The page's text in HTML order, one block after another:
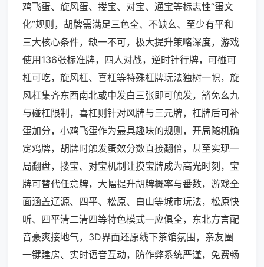
鸡飞蛋、旋风蛋、搂宝、对宝、通宝等标志性“蛋文
化”规则，胡牌需满足三色全、不缺幺、至少有平和
三大核心条件，缺一不可，极大提升策略深度，游戏
使用136张标准牌，四人对战，逆时针行牌，可碰可
杠可吃，旋风杠、喜杠等特殊杠牌玩法独树一帜，旋
风杠集齐东西南北或中发白三张即可触发，豁免幺九
与碰杠限制，喜杠则针对风牌与三元牌，杠牌后可补
蛋加分，小鸡飞蛋作为最具趣味的规则，开局随机确
定鸡牌，胡牌时触发蛋效分数直接翻倍，甚至实现一
局翻盘，搂宝、对宝机制让摸宝牌成为高光时刻，宝
牌可替代任意牌，大幅提升胡牌概率与番数，游戏全
面涵盖辽源、四平、松原、白山等城市玩法，松原快
听、四平清二清四等特色模式一应俱全，东北方言配
音豪爽接地气，3D界面还原线下茶馆氛围，亲友圈
一键建房、实时语音互动，防作弊系统严谨，免费畅